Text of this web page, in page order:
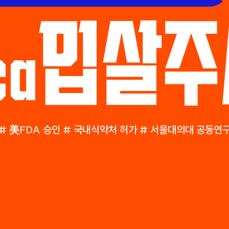
밉살
美FDA 승인 # 국내식약처 허가 # 서울대의대 공동연